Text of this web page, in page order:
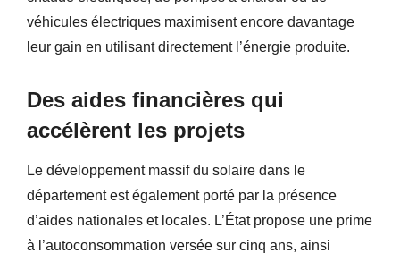
véhicules électriques maximisent encore davantage
leur gain en utilisant directement l’énergie produite.
Des aides financières qui
accélèrent les projets
Le développement massif du solaire dans le
département est également porté par la présence
d’aides nationales et locales. L’État propose une prime
à l’autoconsommation versée sur cinq ans, ainsi